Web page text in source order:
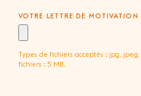
VOTRE LETTRE DE MOTIVATION
Types de fichiers acceptés : jpg,
fichiers : 5 MB.